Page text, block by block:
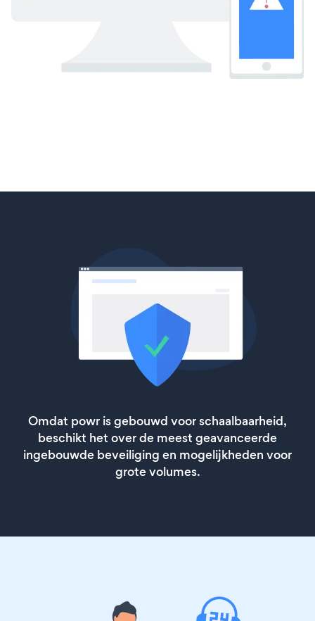
Omdat powr is gebouwd voor schaalbaarheid,
beschikt het over de meest geavanceerde
ingebouwde beveiliging en mogelijkheden voor
grote volumes.